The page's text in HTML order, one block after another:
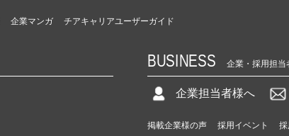
企業マンガ チアキャリアユーザーガイド
BUSINESS 企業・採用担当
企業担当者様へ
掲載企業様の声 採用イベント